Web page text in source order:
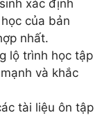
xác định
của bản
nhất.
lộ trình học tập
và khắc
tài liệu ôn tập